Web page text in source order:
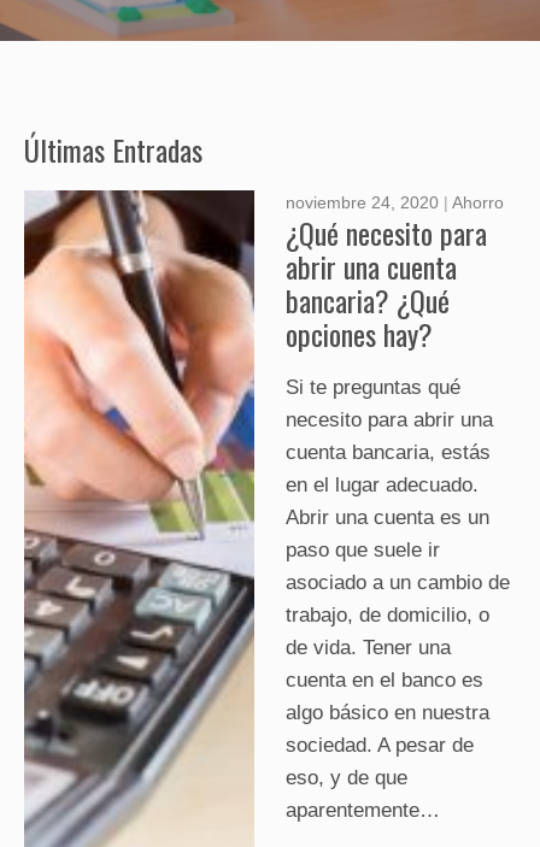
Últimas Entradas
¿Qué necesito para
abrir una cuenta
bancaria? ¿Qué
opciones hay?
noviembre 24, 2020 Ahorro
Si te preguntas qué
necesito para abrir una
cuenta bancaria, estás
en el lugar adecuado.
Abrir una cuenta es un
paso que suele ir
asociado a un cambio de
trabajo, de domicilio, o
de vida. Tener una
cuenta en el banco es
algo básico en nuestra
sociedad. A pesar de
eso, y de que
aparentemente…